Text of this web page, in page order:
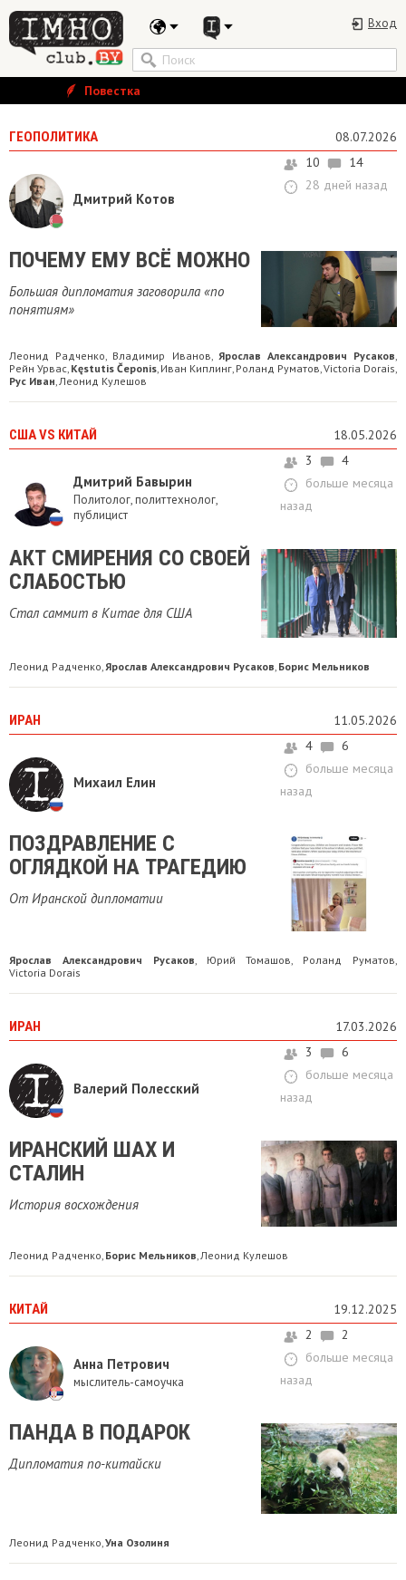
Вход
Повестка
ГЕОПОЛИТИКА 08.07.2026
Дмитрий Котов
10
14
28 дней назад
ПОЧЕМУ ЕМУ ВСЁ МОЖНО
Большая дипломатия заговорила «по
понятиям»
Леонид Радченко Владимир Иванов Ярослав Александрович Русаков
Рейн Урвас Kęstutis Čeponis Иван Киплинг Роланд Руматов Victoria Dorais
Рус Иван Леонид Кулешов
США VS КИТАЙ 18.05.2026
Дмитрий Бавырин
Политолог, политтехнолог,
публицист
3
4
больше месяца
назад
АКТ СМИРЕНИЯ СО СВОЕЙ
СЛАБОСТЬЮ
Стал саммит в Китае для США
Леонид Радченко,Ярослав Александрович Русаков, Борис Мельников
ИРАН 11.05.2026
Михаил Елин
4
6
больше месяца
назад
ПОЗДРАВЛЕНИЕ С
ОГЛЯДКОЙ НА ТРАГЕДИЮ
От Иранской дипломатии
Ярослав Александрович Русаков, Юрий Томашов, Роланд Руматов,
Victoria Dorais
ИРАН 17.03.2026
Валерий Полесский
3
6
больше месяца
назад
ИРАНСКИЙ ШАХ И
СТАЛИН
История восхождения
Леонид Радченко, Борис Мельников,Леонид Кулешов
КИТАЙ 19.12.2025
Анна Петрович
мыслитель-самоучка
2
2
больше месяца
назад
ПАНДА В ПОДАРОК
Дипломатия по-китайски
Леонид Радченко Уна Озолиня